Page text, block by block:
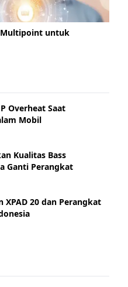
untuk
Overheat Saat
Mobil
Kualitas Bass
Ganti Perangkat
20 dan Perangkat